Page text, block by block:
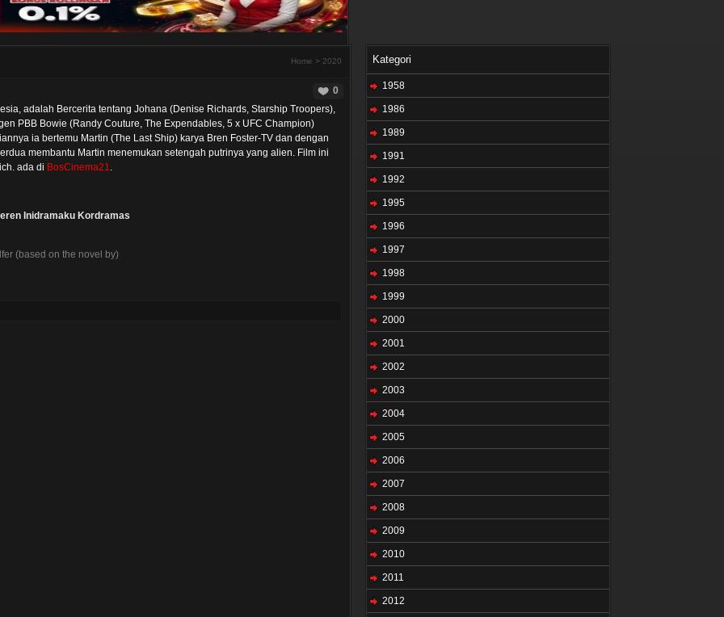
Home > 2020
0
adalah Bercerita tentang Johana (Denise Richards, Starship Troopers),
PBB Bowie (Randy Couture, The Expendables, 5 x UFC Champion)
ia bertemu Martin (The Last Ship) karya Bren Foster-TV dan dengan
membantu Martin menemukan setengah putrinya yang alien. Film ini
ada di BosCinema21.
Inidramaku Kordramas
(based on the novel by)
Kategori
1958
1986
1989
1991
1992
1995
1996
1997
1998
1999
2000
2001
2002
2003
2004
2005
2006
2007
2008
2009
2010
2011
2012